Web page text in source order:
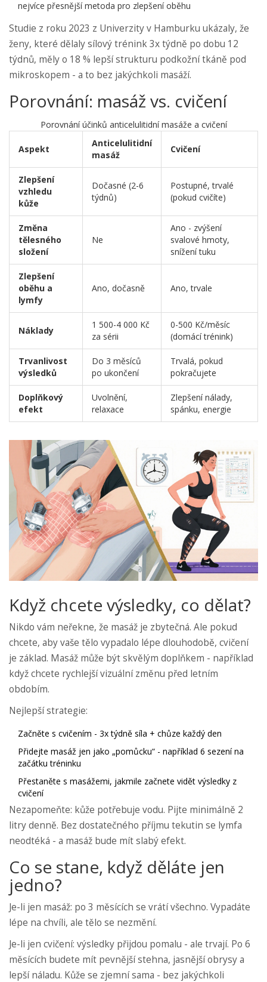
nejvíce přesnější metoda pro zlepšení oběhu
Studie z roku 2023 z Univerzity v Hamburku ukázaly, že
ženy, které dělaly sílový trénink 3x týdně po dobu 12
týdnů, měly o 18 % lepší strukturu podkožní tkáně pod
mikroskopem - a to bez jakýchkoli masáží.
Porovnání: masáž vs. cvičení
Porovnání účinků anticelulitidní masáže a cvičení
Aspekt
Anticelulitidní
masáž
Cvičení
Zlepšení
vzhledu
kůže
Dočasné (2-6
týdnů)
Postupné, trvalé
(pokud cvičíte)
Změna
tělesného
složení
Ne
Ano - zvýšení
svalové hmoty,
snížení tuku
Zlepšení
oběhu a
lymfy
Ano, dočasně Ano, trvale
Náklady
1 500-4 000 Kč
za sérii
0-500 Kč/měsíc
(domácí trénink)
Trvanlivost
výsledků
Do 3 měsíců
po ukončení
Trvalá, pokud
pokračujete
Doplňkový
efekt
Uvolnění,
relaxace
Zlepšení nálady,
spánku, energie
Když chcete výsledky, co dělat?
Nikdo vám neřekne, že masáž je zbytečná. Ale pokud
chcete, aby vaše tělo vypadalo lépe dlouhodobě, cvičení
je základ. Masáž může být skvělým doplňkem - například
když chcete rychlejší vizuální změnu před letním
obdobím.
Nejlepší strategie:
Začněte s cvičením - 3x týdně síla + chůze každý den
Přidejte masáž jen jako „pomůcku“ - například 6 sezení na
začátku tréninku
Přestaněte s masážemi, jakmile začnete vidět výsledky z
cvičení
Nezapomeňte: kůže potřebuje vodu. Pijte minimálně 2
litry denně. Bez dostatečného příjmu tekutin se lymfa
neodtéká - a masáž bude mít slabý efekt.
Co se stane, když děláte jen
jedno?
Je-li jen masáž: po 3 měsících se vrátí všechno. Vypadáte
lépe na chvíli, ale tělo se nezmění.
Je-li jen cvičení: výsledky přijdou pomalu - ale trvají. Po 6
měsících budete mít pevnější stehna, jasnější obrysy a
lepší náladu. Kůže se zjemní sama - bez jakýchkoli